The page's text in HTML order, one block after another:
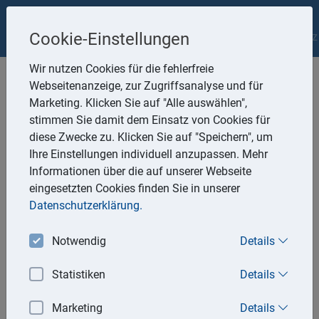
Datenschutz
Aktuell
20.04.2026
2026 anzeigen
Für eine korrekte Ermittlung der Grundsteuer sind aktuelle
Angaben zu den entsprechenden Grundstücken bzw.
Betrieben der Land- und Forstwirtschaft unerlässlich.
Die Eigentümerinnen und Eigentümer sind daher gesetzlich
Cookie-Einstellungen
Wir nutzen Cookies für die fehlerfreie
Webseitenanzeige, zur Zugriffsanalyse und für
Marketing. Klicken Sie auf "Alle auswählen",
stimmen Sie damit dem Einsatz von Cookies für
diese Zwecke zu. Klicken Sie auf "Speichern", um
Ihre Einstellungen individuell anzupassen. Mehr
Informationen über die auf unserer Webseite
eingesetzten Cookies finden Sie in unserer
Datenschutzerklärung.
Notwendig Details
Statistiken Details
Marketing Details